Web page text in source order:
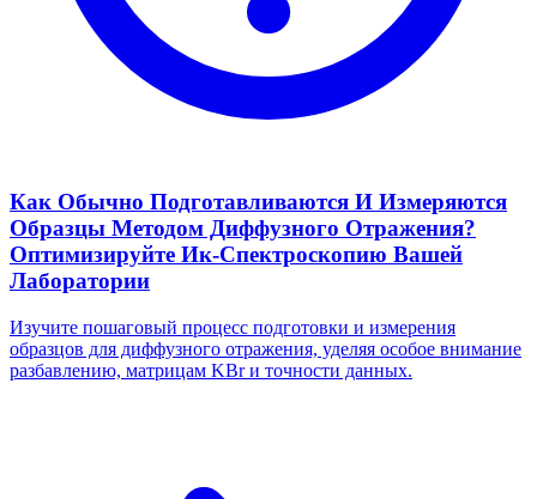
Как Обычно Подготавливаются И Измеряются
Образцы Методом Диффузного Отражения?
Оптимизируйте Ик-Спектроскопию Вашей
Лаборатории
Изучите пошаговый процесс подготовки и измерения
образцов для диффузного отражения, уделяя особое внимание
разбавлению, матрицам KBr и точности данных.